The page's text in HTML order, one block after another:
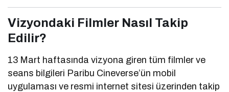
Vizyondaki Filmler Nasıl Takip
Edilir?
13 Mart haftasında vizyona giren tüm filmler ve
seans bilgileri Paribu Cineverse’ün mobil
uygulaması ve resmi internet sitesi üzerinden takip